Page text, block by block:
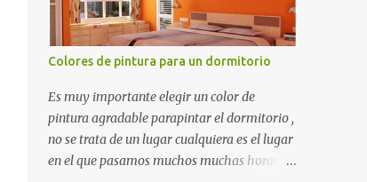
de los niños, entre otras cosas.
Colores de pintura para un dormitorio
Es muy importante elegir un color de
pintura agradable parapintar el dormitorio ,
no se trata de un lugar cualquiera es el lugar
en el que pasamos muchos muchas horas y